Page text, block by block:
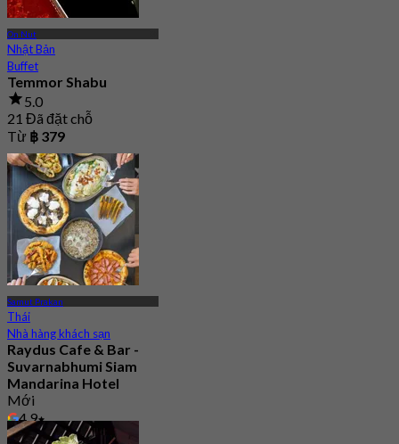
On Nut
Nhật Bản
Buffet
Temmor Shabu
5.0
21 Đã đặt chỗ
Từ ฿ 379
Samut Prakan
Thái
Nhà hàng khách sạn
Raydus Cafe & Bar -
Suvarnabhumi Siam
Mandarina Hotel
Mới
4.9
Từ ฿ 396.66